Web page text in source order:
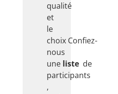
qualité
et
le
choix Confiez-
nous
une liste de
participants
,